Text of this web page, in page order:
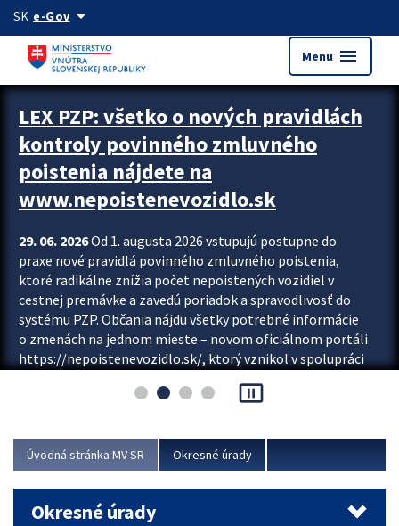
Preskocit na hlavný obsah
SK e-Govarrow_drop_down
Menu menu
Zastavit automatický posun upútavok
LEX PZP: všetko o nových pravidlách
kontroly povinného zmluvného
poistenia nájdete na
www.nepoistenevozidlo.sk
29. 06. 2026Od 1. augusta 2026 vstupujú postupne do
praxe nové pravidlá povinného zmluvného poistenia,
ktoré radikálne znížia počet nepoistených vozidiel v
cestnej premávke a zavedú poriadok a spravodlivosť do
systému PZP. Občania nájdu všetky potrebné informácie
o zmenách na jednom mieste – novom oficiálnom portáli
https://nepoistenevozidlo.sk/, ktorý vznikol v spolupráci
asociácie poisťovní (SLASPO) a Ministerstva vnútra SR.
Viac
pause_presentation
Úvodná stránka MV SR Okresné úrady
Okresné úrady